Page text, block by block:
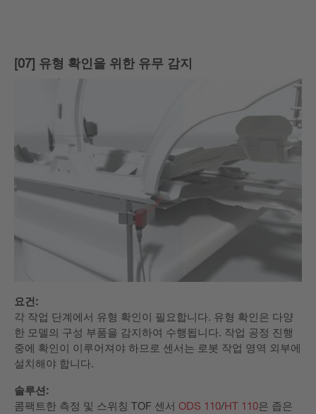
[07] 유형 확인을 위한 유무 감지
요건:
각 작업 단계에서 유형 확인이 필요합니다. 유형 확인은 다양
한 모델의 구성 부품을 감지하여 수행됩니다. 작업 공정 진행
중에 확인이 이루어져야 하므로 센서는 로봇 작업 영역 외부에
설치해야 합니다.
솔루션:
콤팩트한 측정 및 스위칭 TOF 센서 ODS 110/HT 110은 좁은